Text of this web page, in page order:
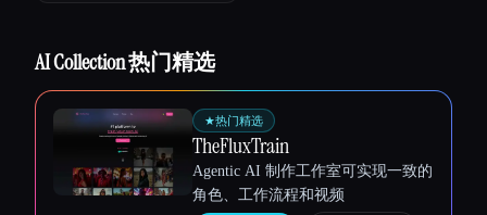
AI Collection 热门精选
★热门精选
TheFluxTrain
Agentic AI 制作工作室可实现一致的
角色、工作流程和视频